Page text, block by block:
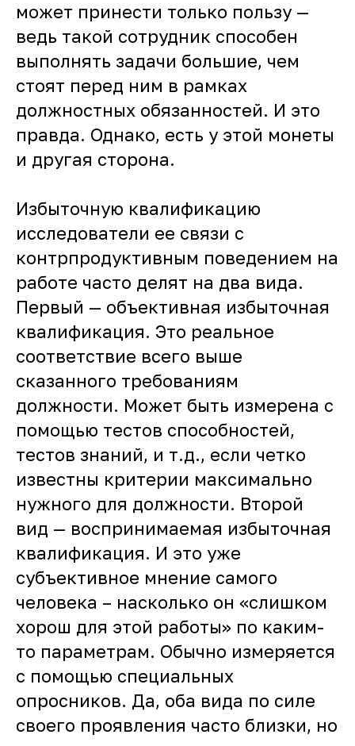
может принести только пользу —
ведь такой сотрудник способен
выполнять задачи большие, чем
стоят перед ним в рамках
должностных обязанностей. И это
правда. Однако, есть у этой монеты
и другая сторона.
Избыточную квалификацию
исследователи ее связи с
контрпродуктивным поведением на
работе часто делят на два вида.
Первый — объективная избыточная
квалификация. Это реальное
соответствие всего выше
сказанного требованиям
должности. Может быть измерена с
помощью тестов способностей,
тестов знаний, и т.д., если четко
известны критерии максимально
нужного для должности. Второй
вид — воспринимаемая избыточная
квалификация. И это уже
субъективное мнение самого
человека – насколько он «слишком
хорош для этой работы» по каким-
то параметрам. Обычно измеряется
с помощью специальных
опросников. Да, оба вида по силе
своего проявления часто близки, но